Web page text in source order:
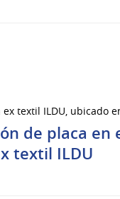
textil ILDU, ubicado
de placa en
textil ILDU